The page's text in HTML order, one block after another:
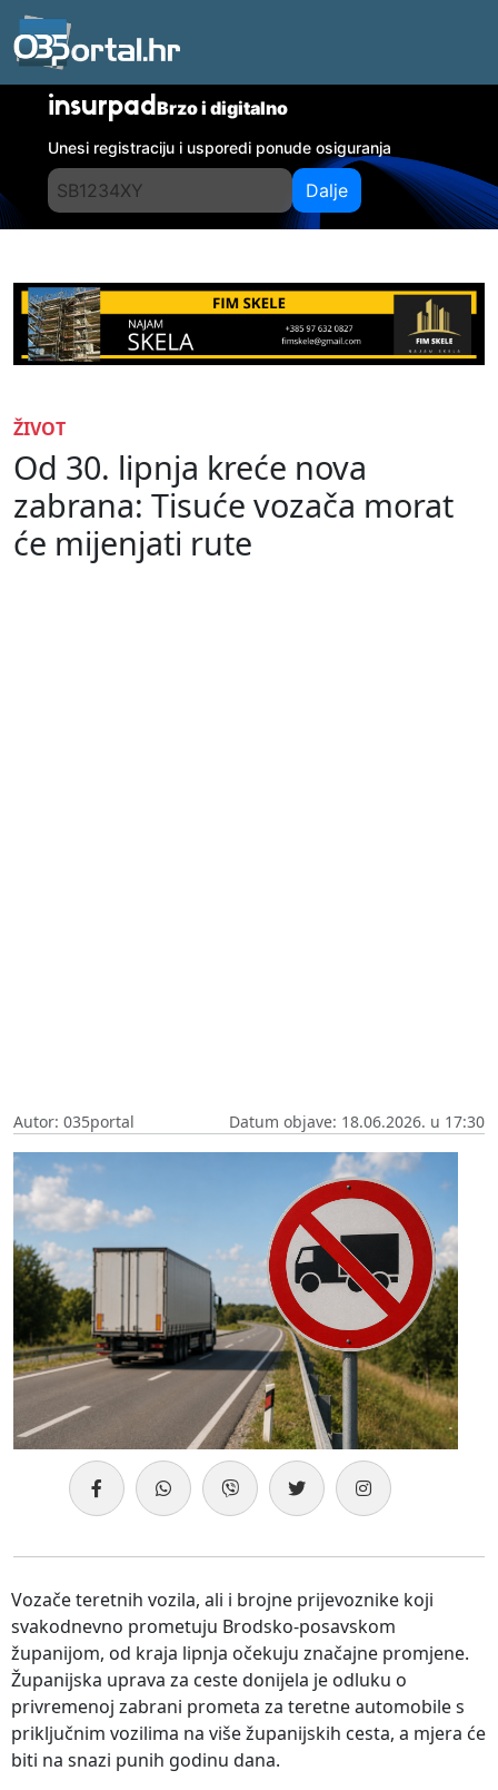
insurpadBrzo i digitalno
Unesi registraciju i usporedi ponude osiguranja
Dalje
ŽIVOT
Od 30. lipnja kreće nova
zabrana: Tisuće vozača morat
će mijenjati rute
Autor: 035portal Datum objave: 18.06.2026. u 17:30
Vozače teretnih vozila, ali i brojne prijevoznike koji
svakodnevno prometuju Brodsko-posavskom
županijom, od kraja lipnja očekuju značajne promjene.
Županijska uprava za ceste donijela je odluku o
privremenoj zabrani prometa za teretne automobile s
priključnim vozilima na više županijskih cesta, a mjera će
biti na snazi punih godinu dana.